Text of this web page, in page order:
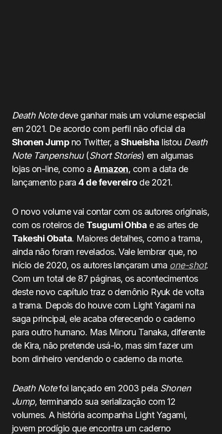
Death Notedeve ganhar mais um volume especial
em 2021. De acordo com perfil não oficial da
Shonen Jumpno Twitter, a Shueisha listou Death
Note Tanpenshuu(Short Stories) em algumas
lojas on-line, como aAmazon, com a data de
lançamento para4 de fevereirode 2021.
O novo volume vai contar com os autores originais,
com os roteiros de Tsugumi Ohba e as artes de
Takeshi Obata. Maiores detalhes, como a trama,
ainda não foram revelados. Vale lembrar que, no
início de 2020, os autores lançaram uma one-shot.
Com um total de 87 páginas, os acontecimentos
deste novo capítulo traz o demônio Ryuk de volta
a trama. Depois do houve com Light Yagami na
saga principal, ele acaba oferecendo o caderno
para outro humano. Mas Minoru Tanaka, diferente
de Kira, não pretende usá-lo, mas sim fazer um
bom dinheiro vendendo o caderno da morte.
Death Notefoi lançado em 2003 pela Shonen
Jump, terminando sua serialização com 12
volumes. A história acompanha Light Yagami,
jovem prodígio que encontra um caderno